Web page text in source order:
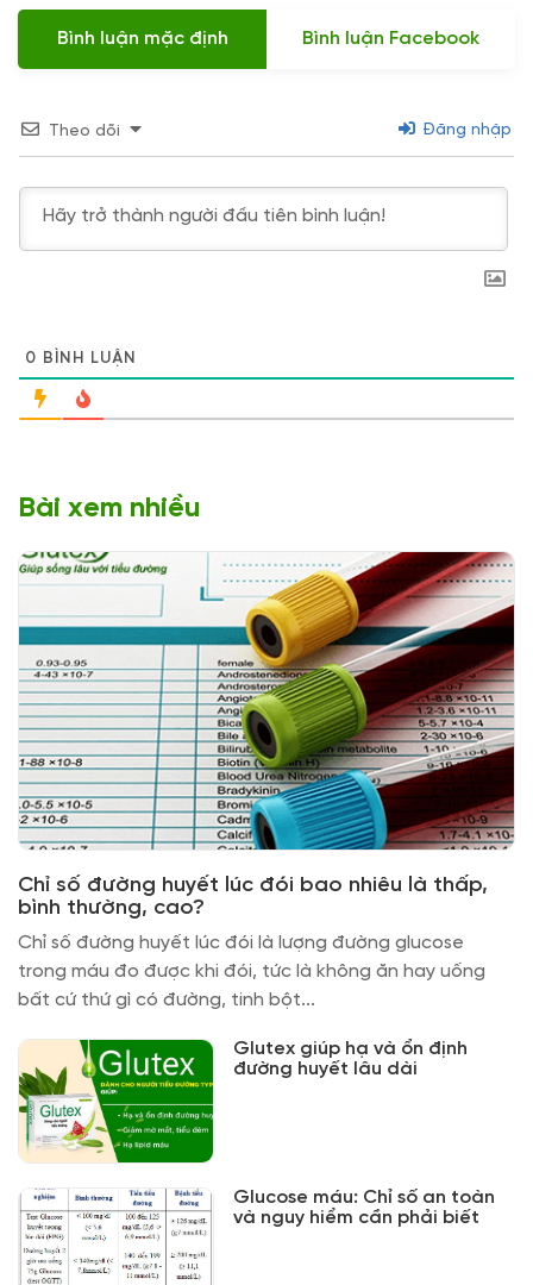
Bình luận mặc định Bình luận Facebook
Theo dõi Đăng nhập
0 BÌNH LUẬN
Bài xem nhiều
Chỉ số đường huyết lúc đói bao nhiêu là thấp,
bình thường, cao?
Chỉ số đường huyết lúc đói là lượng đường glucose
trong máu đo được khi đói, tức là không ăn hay uống
bất cứ thứ gì có đường, tinh bột...
Glutex giúp hạ và ổn định
đường huyết lâu dài
Glucose máu: Chỉ số an toàn
và nguy hiểm cần phải biết